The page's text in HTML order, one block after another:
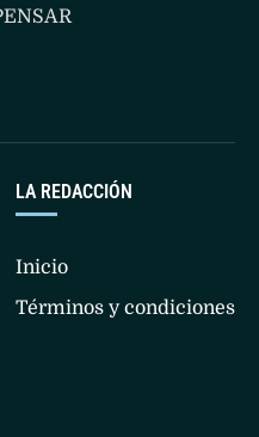
LA REDACCIÓN
Inicio
Términos y condiciones